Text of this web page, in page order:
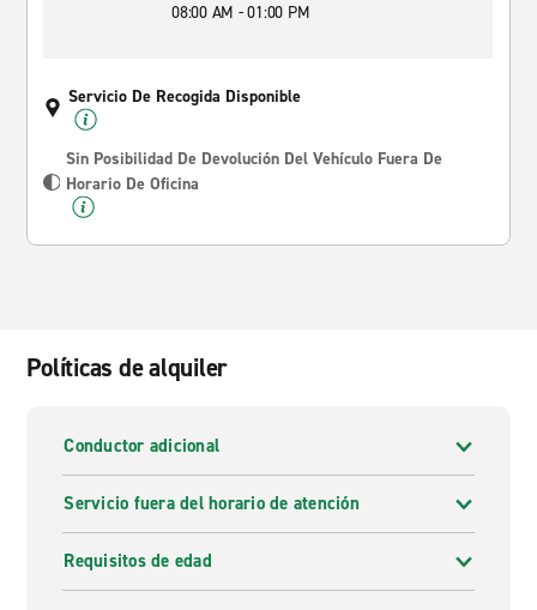
08:00 AM - 01:00 PM
Servicio De Recogida Disponible
Sin Posibilidad De Devolución Del Vehículo Fuera De
Horario De Oficina
Políticas de alquiler
Conductor adicional
Servicio fuera del horario de atención
Requisitos de edad